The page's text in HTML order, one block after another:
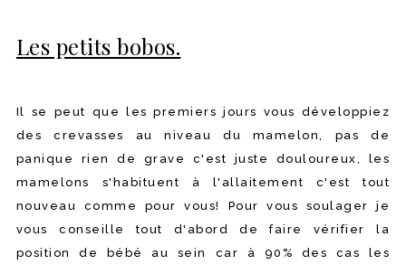
Les petits bobos.
Il se peut que les premiers jours vous développiez
des crevasses au niveau du mamelon, pas de
panique rien de grave c'est juste douloureux, les
mamelons s'habituent à l'allaitement c'est tout
nouveau comme pour vous! Pour vous soulager je
vous conseille tout d'abord de faire vérifier la
position de bébé au sein car à 90% des cas les